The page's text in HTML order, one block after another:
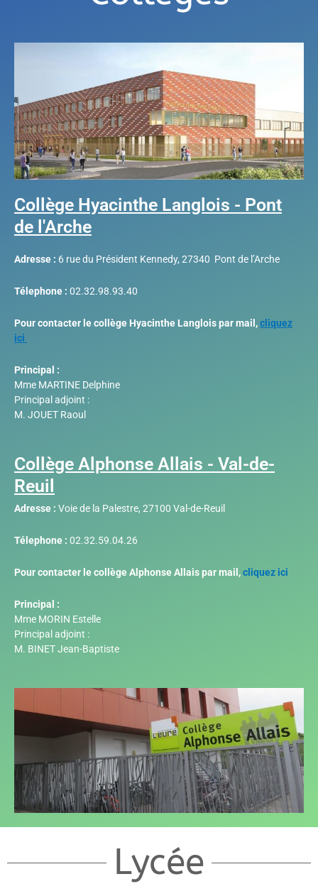
Collège Hyacinthe Langlois - Pont
de l'Arche
Adresse : 6 rue du Président Kennedy, 27340 Pont de l’Arche
Télephone : 02.32.98.93.40
Pour contacter le collège Hyacinthe Langlois par mail,cliquez
ici
Principal :
Mme MARTINE Delphine
Principal adjoint :
M. JOUET Raoul
Collège Alphonse Allais - Val-de-
Reuil
Adresse : Voie de la Palestre, 27100 Val-de-Reuil
Télephone : 02.32.59.04.26
Pour contacter le collège Alphonse Allais par mail,cliquez ici
Principal :
Mme MORIN Estelle
Principal adjoint :
M. BINET Jean-Baptiste
Lycée